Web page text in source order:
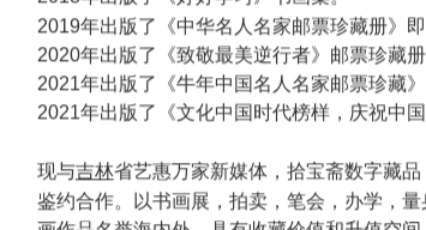
2009年在长春远东艺术馆举办书画展并出版了
2018年出版了《好好学习》书画集。
2019年出版了《中华名人名家邮票珍藏册》即
2020年出版了《致敬最美逆行者》邮票珍藏册
2021年出版了《牛年中国名人名家邮票珍藏
2021年出版了《文化中国时代榜样，庆祝中
现与 吉林省艺惠万家新媒体，拾宝斋数字藏品